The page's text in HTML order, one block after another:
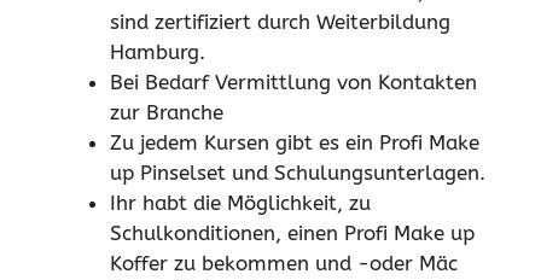
sind zertifiziert durch Weiterbildung
Hamburg.
Bei Bedarf Vermittlung von Kontakten
zur Branche
Zu jedem Kursen gibt es ein Profi Make
up Pinselset und Schulungsunterlagen.
Ihr habt die Möglichkeit, zu
Schulkonditionen, einen Profi Make up
Koffer zu bekommen und -oder Mäc